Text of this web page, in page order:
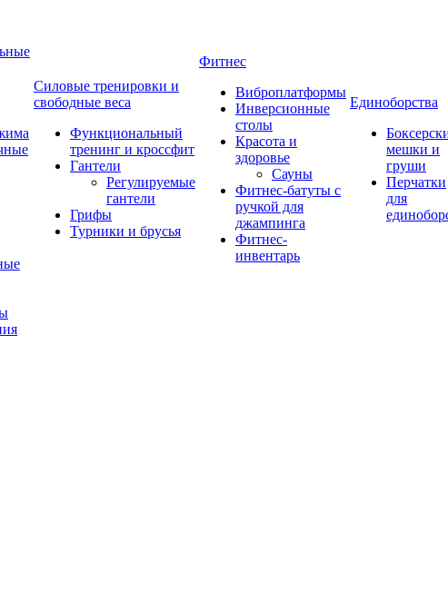
Силовые тренировки и
свободные веса
Функциональный
тренинг и кроссфит
Гантели
Регулируемые
гантели
Грифы
Турники и брусья
Фитнес
Виброплатформы
Инверсионные
столы
Красота и
здоровье
Сауны
Фитнес-батуты с
ручкой для
джампинга
Фитнес-
инвентарь
Единоборства
мешки и
груши
Перчатки
для